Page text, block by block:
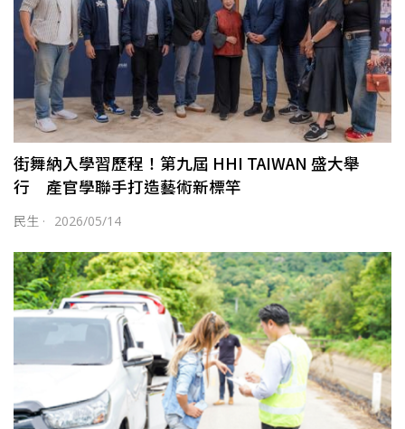
街舞納入學習歷程！第九屆 HHI TAIWAN 盛大舉
行 產官學聯手打造藝術新標竿
民生 · 2026/05/14